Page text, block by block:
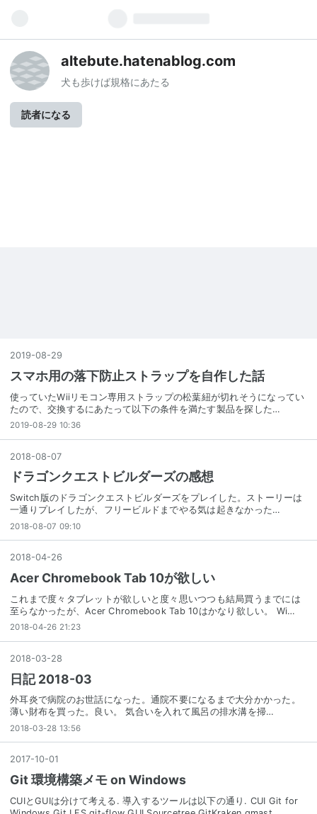
altebute.hatenablog.com
犬も歩けば規格にあたる
読者になる
2019-08-29
スマホ用の落下防止ストラップを自作した話
使っていたWiiリモコン専用ストラップの松葉紐が切れそうになってい
たので、交換するにあたって以下の条件を満たす製品を探した…
2019-08-29 10:36
2018-08-07
ドラゴンクエストビルダーズの感想
Switch版のドラゴンクエストビルダーズをプレイした。ストーリーは
一通りプレイしたが、フリービルドまでやる気は起きなかった…
2018-08-07 09:10
2018-04-26
Acer Chromebook Tab 10が欲しい
これまで度々タブレットが欲しいと度々思いつつも結局買うまでには
至らなかったが、Acer Chromebook Tab 10はかなり欲しい。 Wi…
2018-04-26 21:23
2018-03-28
日記 2018-03
外耳炎で病院のお世話になった。通院不要になるまで大分かかった。
薄い財布を買った。良い。 気合いを入れて風呂の排水溝を掃…
2018-03-28 13:56
2017-10-01
Git 環境構築メモ on Windows
CUIとGUIは分けて考える. 導入するツールは以下の通り. CUI Git for